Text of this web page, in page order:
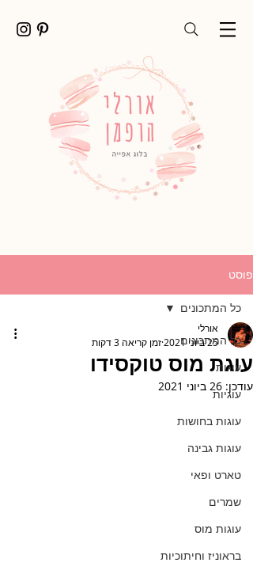
פוסט
כל המתכונים
עוגות
עוגיות
עוגות בחושות
עוגות גבינה
טארט ופאי
שמרים
עוגות מוס
בראוניז וחיתוכיות
כל המתכונים
עוגת מוס טוקסידו
אורלי
25 ביוני 2021
זמן קריאה 3 דקות
עודכן: 26 ביוני 2021